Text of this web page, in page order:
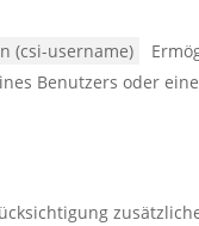
(csi-username)
Benutzers oder